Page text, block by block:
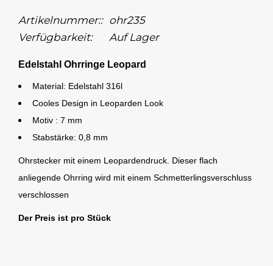
Artikelnummer:: ohr235
Verfügbarkeit:
Auf Lager
Edelstahl Ohrringe Leopard
Material: Edelstahl 316l
Cooles Design in Leoparden Look
Motiv : 7 mm
Stabstärke: 0,8 mm
Ohrstecker mit einem Leopardendruck. Dieser flach
anliegende Ohrring wird mit einem Schmetterlingsverschluss
verschlossen
Der Preis ist pro Stück